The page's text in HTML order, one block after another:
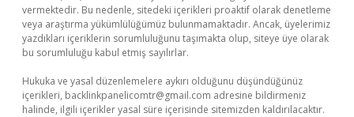
vermektedir. Bu nedenle, sitedeki içerikleri proaktif olarak denetleme
veya araştırma yükümlülüğümüz bulunmamaktadır. Ancak, üyelerimiz
yazdıkları içeriklerin sorumluluğunu taşımakta olup, siteye üye olarak
bu sorumluluğu kabul etmiş sayılırlar.
Hukuka ve yasal düzenlemelere aykırı olduğunu düşündüğünüz
içerikleri, backlinkpanelicomtr@gmail.com adresine bildirmeniz
halinde, ilgili içerikler yasal süre içerisinde sitemizden kaldırılacaktır.